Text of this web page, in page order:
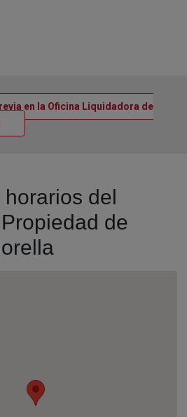
en la Oficina Liquidadora de
Ventana nueva
del
de